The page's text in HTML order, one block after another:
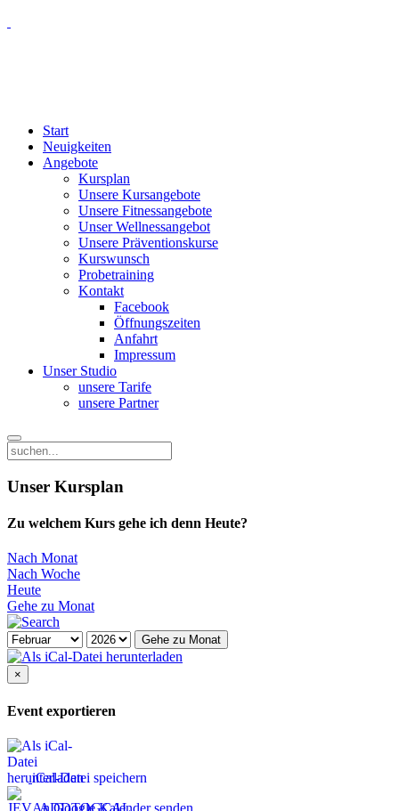
Start
Neuigkeiten
Angebote
Kursplan
Unsere Kursangebote
Unsere Fitnessangebote
Unser Wellnessangebot
Unsere Präventionskurse
Kurswunsch
Probetraining
Kontakt
Facebook
Öffnungszeiten
Anfahrt
Impressum
Unser Studio
unsere Tarife
unsere Partner
Unser Kursplan
Zu welchem Kurs gehe ich denn Heute?
Nach Monat
Nach Woche
Heute
Gehe zu Monat
Gehe zu Monat
×
Event exportieren
iCal-Datei speichern
An Google Kalender senden